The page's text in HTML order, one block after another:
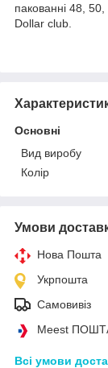
пакованні 48,
Dollar club.
Основні
Вид виробу
Колір
Умови
Нова Пошта
Укрпошта
Самовивіз
Meest
Всі умови